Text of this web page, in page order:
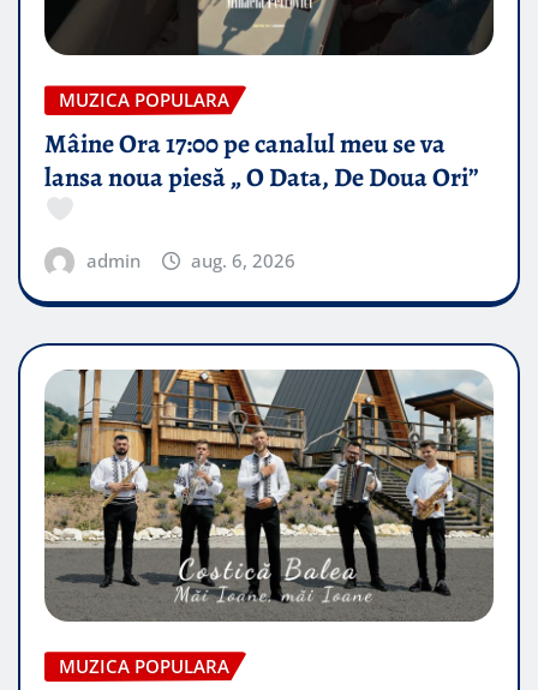
MUZICA POPULARA
Mâine Ora 17:00 pe canalul meu se va
lansa noua piesă „ O Data, De Doua Ori”
admin aug. 6, 2026
MUZICA POPULARA